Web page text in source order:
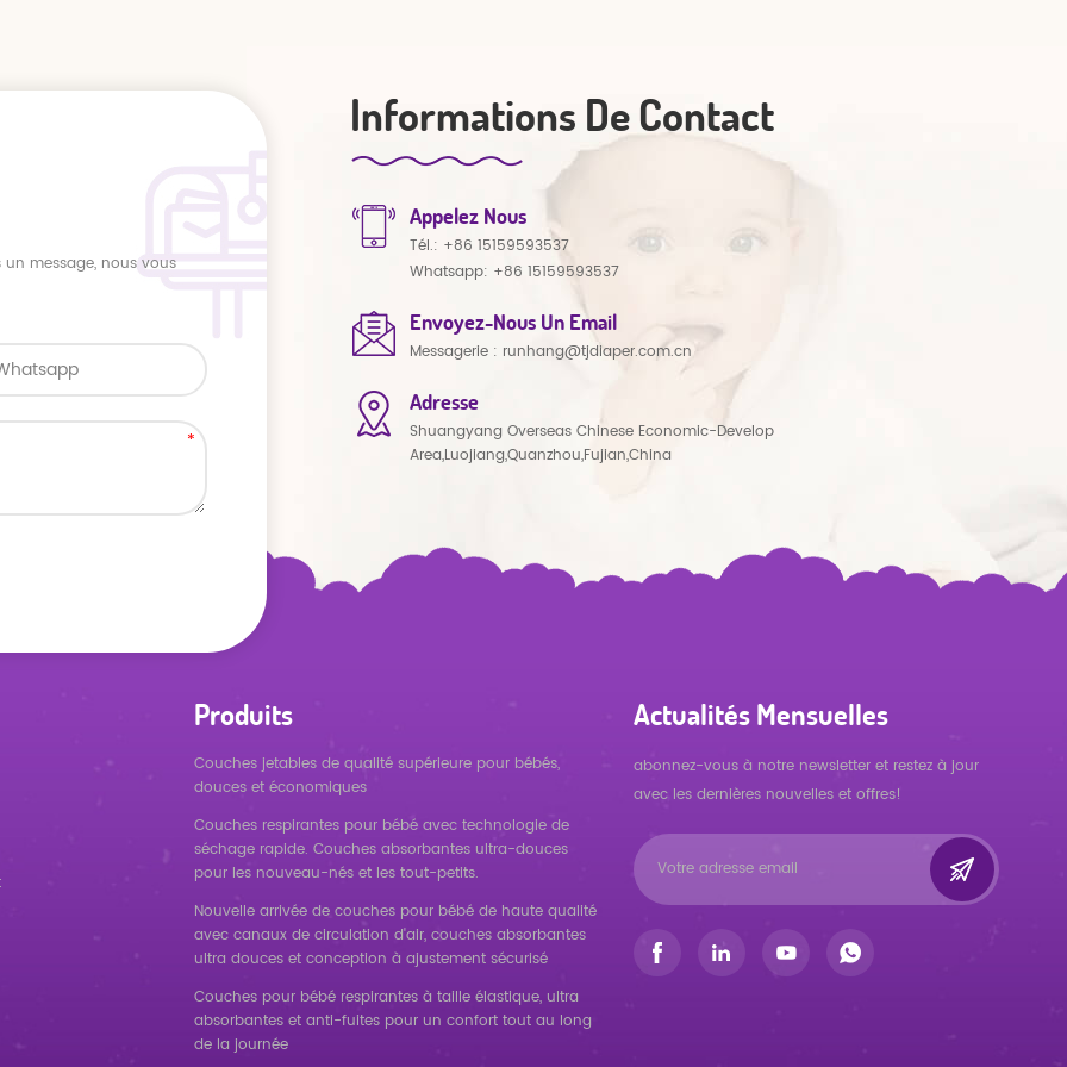
message, nous vous
Informations De Contact
Appelez Nous
Tél.: +86 15159593537
Whatsapp: +86 15159593537
Envoyez-Nous Un Email
Messagerie : runhang@tjdiaper.com.cn
Adresse
Shuangyang Overseas Chinese Economic-Develop
Area,Luojiang,Quanzhou,Fujian,China
Produits
Couches jetables de qualité supérieure pour bébés,
douces et économiques
Couches respirantes pour bébé avec technologie de
séchage rapide. Couches absorbantes ultra-douces
pour les nouveau-nés et les tout-petits.
Nouvelle arrivée de couches pour bébé de haute qualité
avec canaux de circulation d'air, couches absorbantes
ultra douces et conception à ajustement sécurisé
Couches pour bébé respirantes à taille élastique, ultra
absorbantes et anti-fuites pour un confort tout au long
de la journée
Actualités Mensuelles
abonnez-vous à notre newsletter et restez à jour
avec les dernières nouvelles et offres!